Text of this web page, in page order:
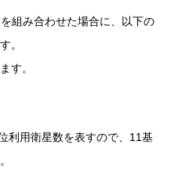
組み合わせた場合に、以下の
。
す。
利用衛星数を表すので、11基